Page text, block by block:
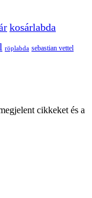
kosárlabda
röplabda sebastian vettel
cikkeket és a